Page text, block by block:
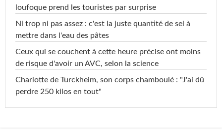
loufoque prend les touristes par surprise
Ni trop ni pas assez : c'est la juste quantité de sel à
mettre dans l'eau des pâtes
Ceux qui se couchent à cette heure précise ont moins
de risque d'avoir un AVC, selon la science
Charlotte de Turckheim, son corps chamboulé : "J'ai dû
perdre 250 kilos en tout"